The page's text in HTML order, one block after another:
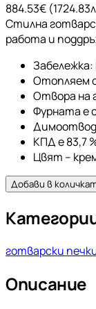
884.53€ (1724.83
Стилна
работа и
Отопляем
Отвора на
Фурната е
КПД е 83,7
Цвят –
Добави в
готварски
Описание